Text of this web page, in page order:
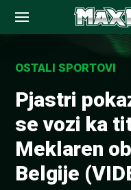
contentOSTALI SPORTOVI
Pjastri
se vozi ka
Meklaren
Belgije